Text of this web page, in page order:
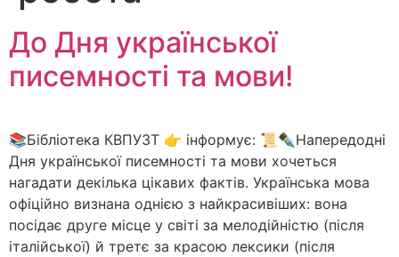
До Дня української
писемності та мови!
📚Бібліотека КВПУЗТ 👉 інформує: 📜✒️Напередодні
Дня української писемності та мови хочеться
нагадати декілька цікавих фактів. Українська мова
офіційно визнана однією з найкрасивіших: вона
посідає друге місце у світі за мелодійністю (після
італійської) й третє за красою лексики (після